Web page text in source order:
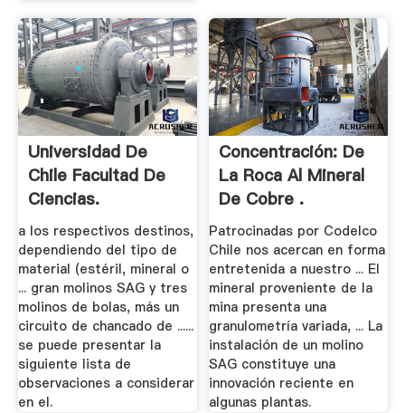
Universidad De
Chile Facultad De
Ciencias.
a los respectivos destinos,
dependiendo del tipo de
material (estéril, mineral o
... gran molinos SAG y tres
molinos de bolas, más un
circuito de chancado de ......
se puede presentar la
siguiente lista de
observaciones a considerar
en el.
Concentración: De
La Roca Al Mineral
De Cobre .
Patrocinadas por Codelco
Chile nos acercan en forma
entretenida a nuestro ... El
mineral proveniente de la
mina presenta una
granulometría variada, ... La
instalación de un molino
SAG constituye una
innovación reciente en
algunas plantas.